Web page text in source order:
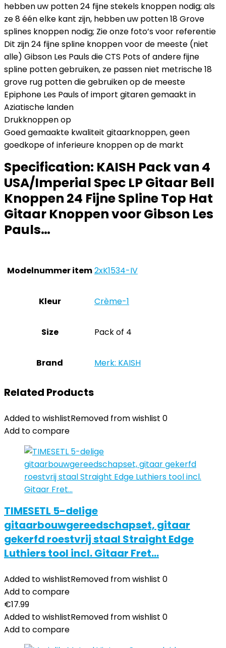
hebben uw potten 24 fijne stekels knoppen nodig; als
ze 8 één elke kant zijn, hebben uw potten 18 Grove
splines knoppen nodig; Zie onze foto’s voor referentie
Dit zijn 24 fijne spline knoppen voor de meeste (niet
alle) Gibson Les Pauls die CTS Pots of andere fijne
spline potten gebruiken, ze passen niet metrische 18
grove rug potten die gebruiken op de meeste
Epiphone Les Pauls of import gitaren gemaakt in
Aziatische landen
Drukknoppen op
Goed gemaakte kwaliteit gitaarknoppen, geen
goedkope of inferieure knoppen op de markt
Specification: KAISH Pack van 4
USA/Imperial Spec LP Gitaar Bell
Knoppen 24 Fijne Spline Top Hat
Gitaar Knoppen voor Gibson Les
Pauls…
Modelnummer item‎2xK1534-IV
Kleur ‎Crème-1
Size ‎Pack of 4
Brand Merk: KAISH
Related Products
Added to wishlistRemoved from wishlist 0
Add to compare
TIMESETL 5-delige
gitaarbouwgereedschapset, gitaar
gekerfd roestvrij staal Straight Edge
Luthiers tool incl. Gitaar Fret…
Added to wishlistRemoved from wishlist 0
Add to compare
€17.99
Added to wishlistRemoved from wishlist 0
Add to compare